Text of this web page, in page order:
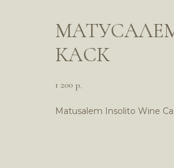
КАСК
1 200 р.
Matusalem Insolito Wine